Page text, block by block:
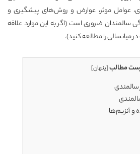
عوامل موثر، عوارض و روش‌های پیشگیری و
سالمندان ضروری است (اگر به این موارد علاقه
میانسالیرا مطالعه کنید).
مطالب[پنهان]
سالمندی